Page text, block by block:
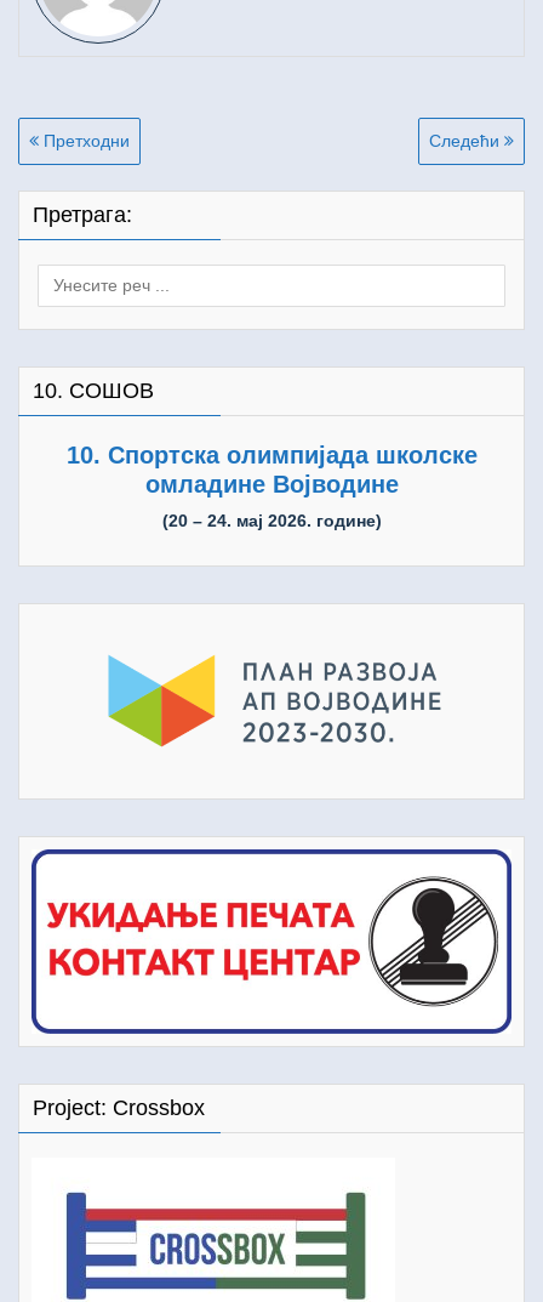
Кретање
чланка
Претходни Следећи
Претрага:
Search
10. СОШОВ
10. Спортска олимпијада школске
омладине Војводине
(20 – 24. мај 2026. године)
Project: Crossbox